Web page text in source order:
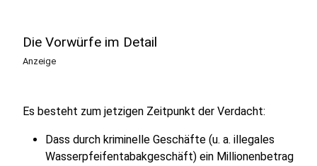
Die Vorwürfe im Detail
Anzeige
Es besteht zum jetzigen Zeitpunkt der Verdacht:
Dass durch kriminelle Geschäfte (u. a. illegales
Wasserpfeifentabakgeschäft) ein Millionenbetrag